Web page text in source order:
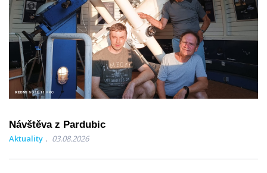
Návštěva z Pardubic
Aktuality 03.08.2026